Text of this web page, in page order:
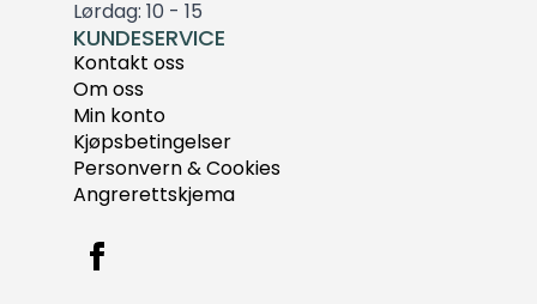
Lørdag: 10 - 15
KUNDESERVICE
Kontakt oss
Om oss
Min konto
Kjøpsbetingelser
Personvern & Cookies
Angrerettskjema